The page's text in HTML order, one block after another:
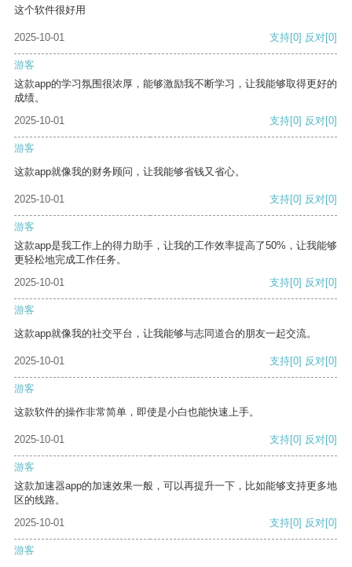
这个软件很好用
2025-10-01 支持[0] 反对[0]
游客
这款app的学习氛围很浓厚，能够激励我不断学习，让我能够取得更好的
成绩。
2025-10-01
支持[0] 反对[0]
游客
这款app就像我的财务顾问，让我能够省钱又省心。
2025-10-01 支持[0] 反对[0]
游客
这款app是我工作上的得力助手，让我的工作效率提高了50%，让我能够
更轻松地完成工作任务。
2025-10-01
支持[0] 反对[0]
游客
这款app就像我的社交平台，让我能够与志同道合的朋友一起交流。
2025-10-01 支持[0] 反对[0]
游客
这款软件的操作非常简单，即使是小白也能快速上手。
2025-10-01 支持[0] 反对[0]
游客
这款加速器app的加速效果一般，可以再提升一下，比如能够支持更多地
区的线路。
2025-10-01
支持[0] 反对[0]
游客